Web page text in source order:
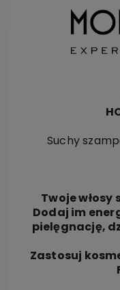
Suchy
Twoje włosy
Dodaj im
pielęgnację,
Zastosuj